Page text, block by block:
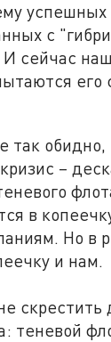
успешных
с
И сейчас
его
так
–
в
Но в
и нам.
скрестить
теневой